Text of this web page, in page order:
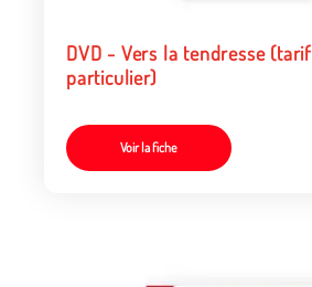
DVD - Vers la tendresse (tarif
particulier)
Voir la fiche